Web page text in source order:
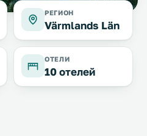
РЕГИОН
Värmlands Län
ОТЕЛИ
10 отелей